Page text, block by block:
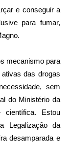
e conseguir a
para fumar,
mecanismo para
das drogas
sem
do Ministério da
científica. Estou
Legalização da
desamparada e